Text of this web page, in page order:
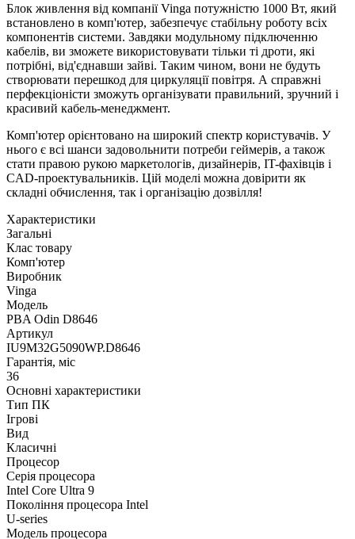
Блок живлення від компанії Vinga потужністю 1000 Вт, який
встановлено в комп'ютер, забезпечує стабільну роботу всіх
компонентів системи. Завдяки модульному підключенню
кабелів, ви зможете використовувати тільки ті дроти, які
потрібні, від'єднавши зайві. Таким чином, вони не будуть
створювати перешкод для циркуляції повітря. А справжні
перфекціоністи зможуть організувати правильний, зручний і
красивий кабель-менеджмент.
Комп'ютер орієнтовано на широкий спектр користувачів. У
нього є всі шанси задовольнити потреби геймерів, а також
стати правою рукою маркетологів, дизайнерів, IT-фахівців і
CAD-проектувальників. Цій моделі можна довірити як
складні обчислення, так і організацію дозвілля!
Характеристики
Загальні
Клас товару
Комп'ютер
Виробник
Vinga
Модель
PBA Odin D8646
Артикул
IU9M32G5090WP.D8646
Гарантія, міс
36
Основні характеристики
Тип ПК
Ігрові
Вид
Класичні
Процесор
Серія процесора
Intel Core Ultra 9
Покоління процесора Intel
U-series
Модель процесора